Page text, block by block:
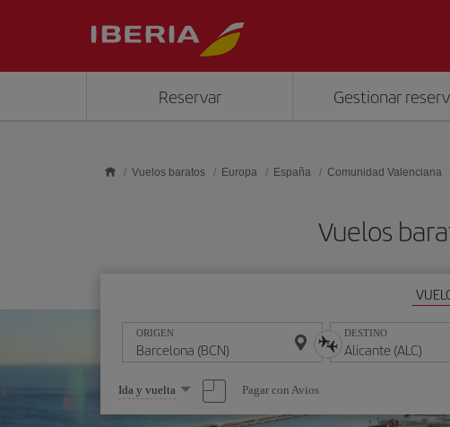
Reservar Gestionar
Vuelos baratos Europa España Comunidad Valenciana
Vuelos
ORIGEN DESTINO
Seleccione
una
opción
Ida y vuelta Pagar con Avios